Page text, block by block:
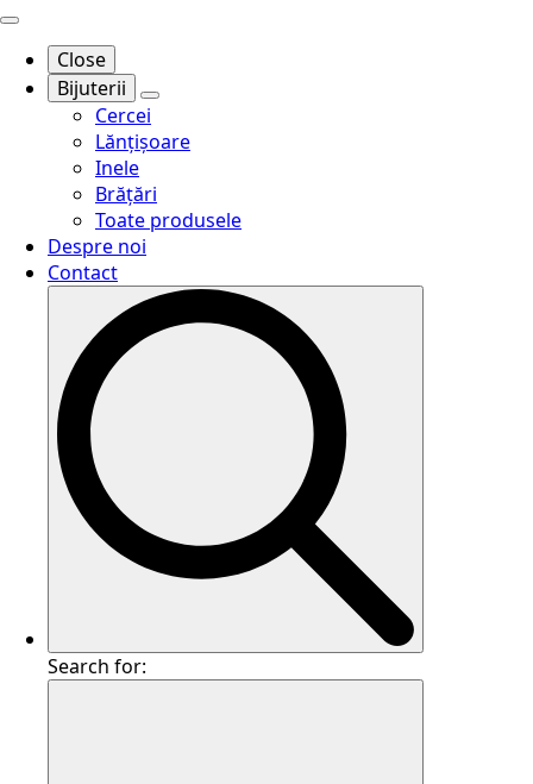
Close
Bijuterii
Cercei
Lănțișoare
Inele
Brățări
Toate produsele
Despre noi
Contact
Search for: